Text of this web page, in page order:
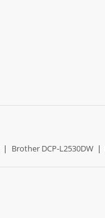
| Brother DCP-L2530DW |